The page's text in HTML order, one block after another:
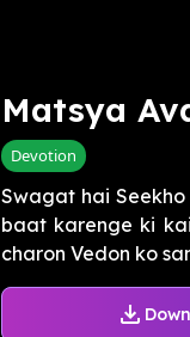
Matsya
Devotion
Swagat hai
baat karenge ki
charon Vedon ko